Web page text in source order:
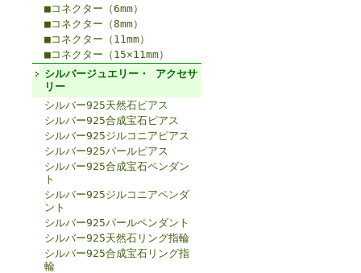
■コネクター（6mm）
■コネクター（8mm）
■コネクター（11mm）
■コネクター（15×11mm）
シルバージュエリー・ アクセサ
リー
シルバー925天然石ピアス
シルバー925合成宝石ピアス
シルバー925ジルコニアピアス
シルバー925パールピアス
シルバー925合成宝石ペンダン
ト
シルバー925ジルコニアペンダ
ント
シルバー925パールペンダント
シルバー925天然石リング指輪
シルバー925合成宝石リング指
輪